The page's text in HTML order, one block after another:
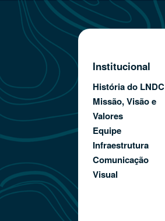
Institucional
História do LNDC
Missão, Visão e
Valores
Equipe
Infraestrutura
Comunicação
Visual